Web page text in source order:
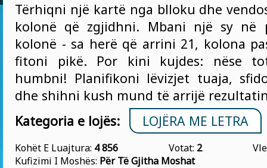
Tërhiqni një kartë nga blloku dhe
kolonë që zgjidhni. Mbani një sy në
kolonë - sa herë që arrini 21, kolona
fitoni pikë. Por kini kujdes: nëse
humbni! Planifikoni lëvizjet tuaja,
dhe shihni kush mund të arrijë
Kategoria e lojës:
LOJËRA ME LETRA
Kohët E Luajtura: 4 856 Votat: 2
Kufizimi I Moshës: Për Të Gjitha Moshat